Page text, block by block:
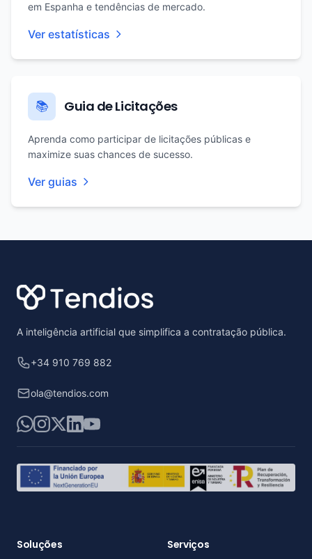
em Espanha e tendências de mercado.
Ver estatísticas
📚 Guia de Licitações
Aprenda como participar de licitações públicas e
maximize suas chances de sucesso.
Ver guias
A inteligência artificial que simplifica a contratação pública.
+34 910 769 882
ola@tendios.com
WhatsApp
Instagram
X LinkedIn
YouTube
Soluções Serviços